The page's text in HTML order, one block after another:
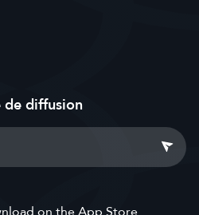
diffusion